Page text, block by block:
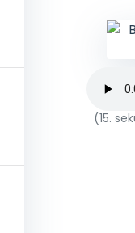
Akademia
Pełen
(15.